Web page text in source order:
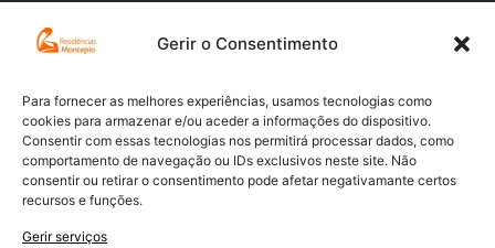
Gerir o Consentimento
Para fornecer as melhores experiências, usamos tecnologias como
cookies para armazenar e/ou aceder a informações do dispositivo.
Consentir com essas tecnologias nos permitirá processar dados, como
comportamento de navegação ou IDs exclusivos neste site. Não
consentir ou retirar o consentimento pode afetar negativamante certos
recursos e funções.
Gerir serviços
APOIO AO CLIENTE
Meios de pagamento
Compra segura
Campanhas promocionais